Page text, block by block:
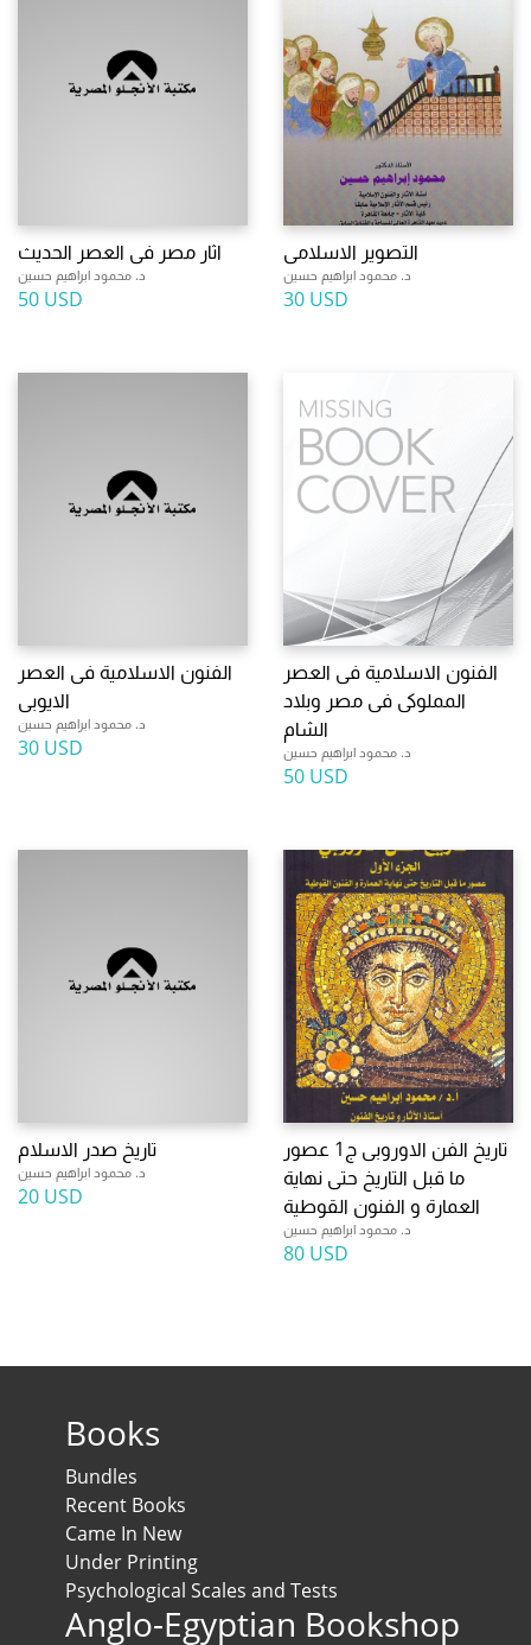
اثار مصر فى العصر الحديث
د. محمود ابراهيم حسين
50 USD
التصوير الاسلامى
د. محمود ابراهيم حسين
30 USD
الفنون الاسلامية فى العصر
الايوبى
د. محمود ابراهيم حسين
30 USD
الفنون الاسلامية فى العصر
المملوكى فى مصر وبلاد
الشام
د. محمود ابراهيم حسين
50 USD
تاريخ صدر الاسلام
د. محمود ابراهيم حسين
20 USD
تاريخ الفن الاوروبى ج1 عصور
ما قبل التاريخ حتى نهاية
العمارة و الفنون القوطية
د. محمود ابراهيم حسين
80 USD
Books
Bundles
Recent Books
Came In New
Under Printing
Psychological Scales and Tests
Anglo-Egyptian Bookshop